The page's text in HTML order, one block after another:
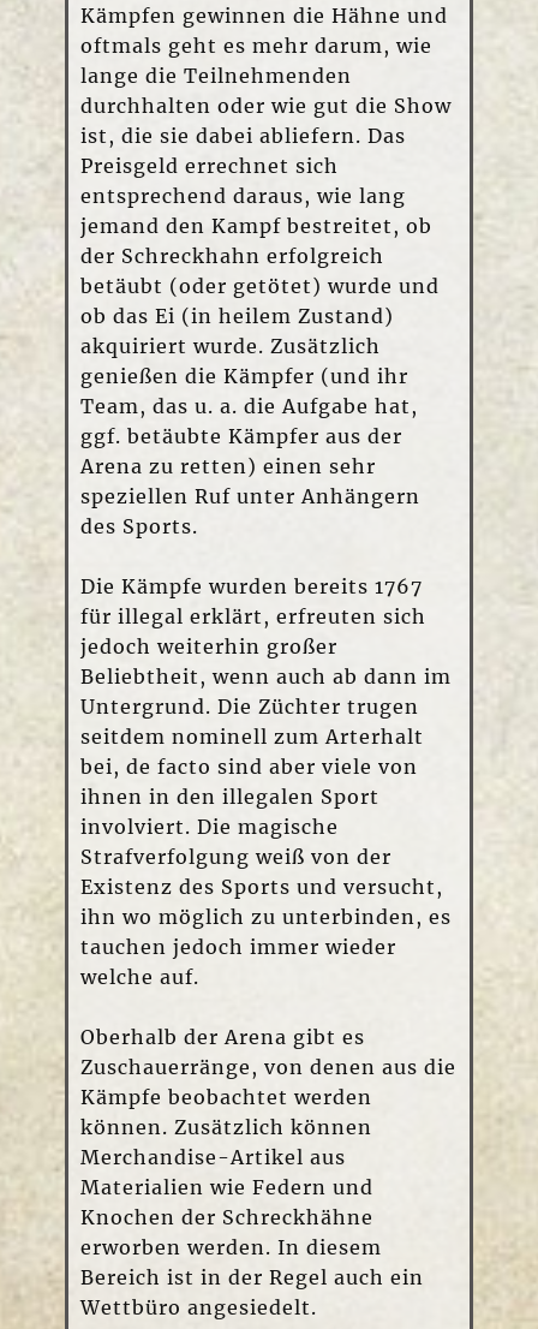
Kämpfen gewinnen die Hähne und
oftmals geht es mehr darum, wie
lange die Teilnehmenden
durchhalten oder wie gut die Show
ist, die sie dabei abliefern. Das
Preisgeld errechnet sich
entsprechend daraus, wie lang
jemand den Kampf bestreitet, ob
der Schreckhahn erfolgreich
betäubt (oder getötet) wurde und
ob das Ei (in heilem Zustand)
akquiriert wurde. Zusätzlich
genießen die Kämpfer (und ihr
Team, das u. a. die Aufgabe hat,
ggf. betäubte Kämpfer aus der
Arena zu retten) einen sehr
speziellen Ruf unter Anhängern
des Sports.
Die Kämpfe wurden bereits 1767
für illegal erklärt, erfreuten sich
jedoch weiterhin großer
Beliebtheit, wenn auch ab dann im
Untergrund. Die Züchter trugen
seitdem nominell zum Arterhalt
bei, de facto sind aber viele von
ihnen in den illegalen Sport
involviert. Die magische
Strafverfolgung weiß von der
Existenz des Sports und versucht,
ihn wo möglich zu unterbinden, es
tauchen jedoch immer wieder
welche auf.
Oberhalb der Arena gibt es
Zuschauerränge, von denen aus die
Kämpfe beobachtet werden
können. Zusätzlich können
Merchandise-Artikel aus
Materialien wie Federn und
Knochen der Schreckhähne
erworben werden. In diesem
Bereich ist in der Regel auch ein
Wettbüro angesiedelt.